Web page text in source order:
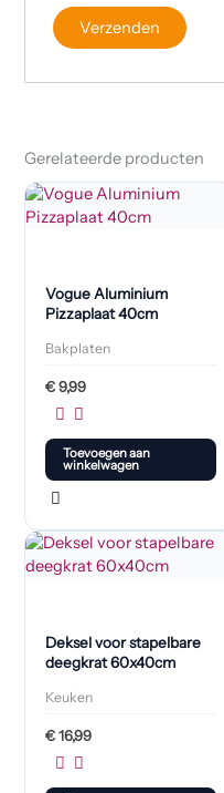
Gerelateerde producten
Vogue Aluminium
Pizzaplaat 40cm
Bakplaten
€9,99
Toevoegen aan
winkelwagen
Deksel voor stapelbare
deegkrat 60x40cm
Keuken
€16,99